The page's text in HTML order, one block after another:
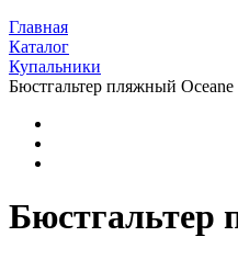
Главная
Каталог
Купальники
Бюстгальтер пляжный Oceane
Бюстгальтер